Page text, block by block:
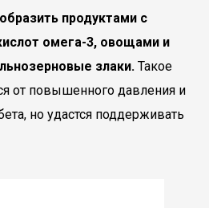
продуктами с
омега-3, овощами и
злаки. Такое
от повышенного давления и
но удастся поддерживать